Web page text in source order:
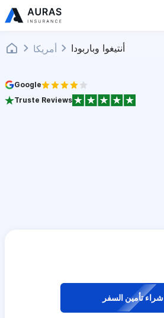
أمريكا أنتيغوا وباربودا
Google
Truste Reviews
شراء تأمين السفر